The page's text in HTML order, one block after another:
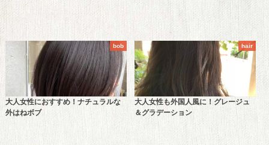
bob
大人女性におすすめ！ナチュラルな
外はねボブ
hair
大人女性も外国人風に！グレージュ
＆グラデーション